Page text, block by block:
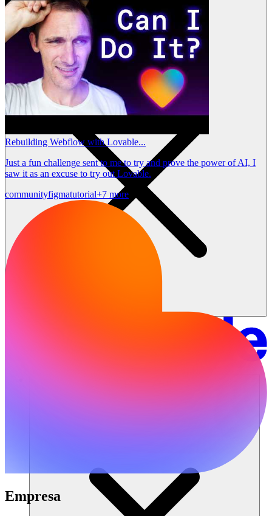
Rebuilding Webflow with Lovable...
Just a fun challenge sent to me to try and prove the power of AI, I
saw it as an excuse to try out Lovable.
communityfigmatutorial+7 more
Empresa